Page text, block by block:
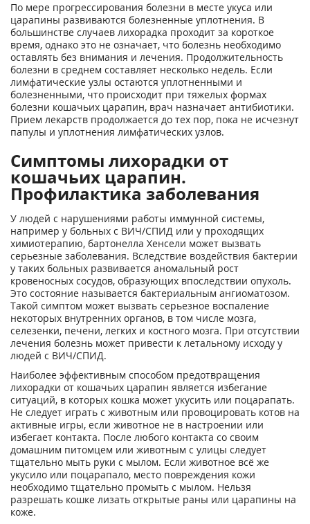
По мере прогрессирования болезни в месте укуса или
царапины развиваются болезненные уплотнения. В
большинстве случаев лихорадка проходит за короткое
время, однако это не означает, что болезнь необходимо
оставлять без внимания и лечения. Продолжительность
болезни в среднем составляет несколько недель. Если
лимфатические узлы остаются уплотненными и
болезненными, что происходит при тяжелых формах
болезни кошачьих царапин, врач назначает антибиотики.
Прием лекарств продолжается до тех пор, пока не исчезнут
папулы и уплотнения лимфатических узлов.
Симптомы лихорадки от
кошачьих царапин.
Профилактика заболевания
У людей с нарушениями работы иммунной системы,
например у больных с ВИЧ/СПИД или у проходящих
химиотерапию, бартонелла Хенсели может вызвать
серьезные заболевания. Вследствие воздействия бактерии
у таких больных развивается аномальный рост
кровеносных сосудов, образующих впоследствии опухоль.
Это состояние называется бактериальным ангиоматозом.
Такой симптом может вызвать серьезное воспаление
некоторых внутренних органов, в том числе мозга,
селезенки, печени, легких и костного мозга. При отсутствии
лечения болезнь может привести к летальному исходу у
людей с ВИЧ/СПИД.
Наиболее эффективным способом предотвращения
лихорадки от кошачьих царапин является избегание
ситуаций, в которых кошка может укусить или поцарапать.
Не следует играть с животным или провоцировать котов на
активные игры, если животное не в настроении или
избегает контакта. После любого контакта со своим
домашним питомцем или животным с улицы следует
тщательно мыть руки с мылом. Если животное всё же
укусило или поцарапало, место повреждения кожи
необходимо тщательно промыть с мылом. Нельзя
разрешать кошке лизать открытые раны или царапины на
коже.